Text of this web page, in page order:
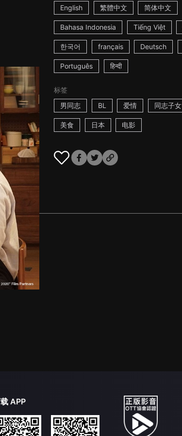
English 繁體中文 简体中文
Bahasa Indonesia Tiếng Việt
한국어 français Deutsch
Português हिन्दी
标签
男同志
BL 爱情 同志子女
美食 日本 电影
APP